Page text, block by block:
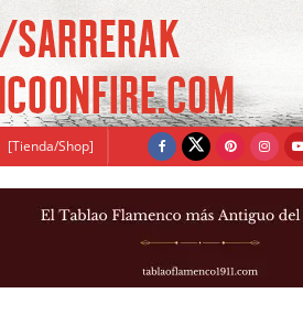
[Tienda/Shop]